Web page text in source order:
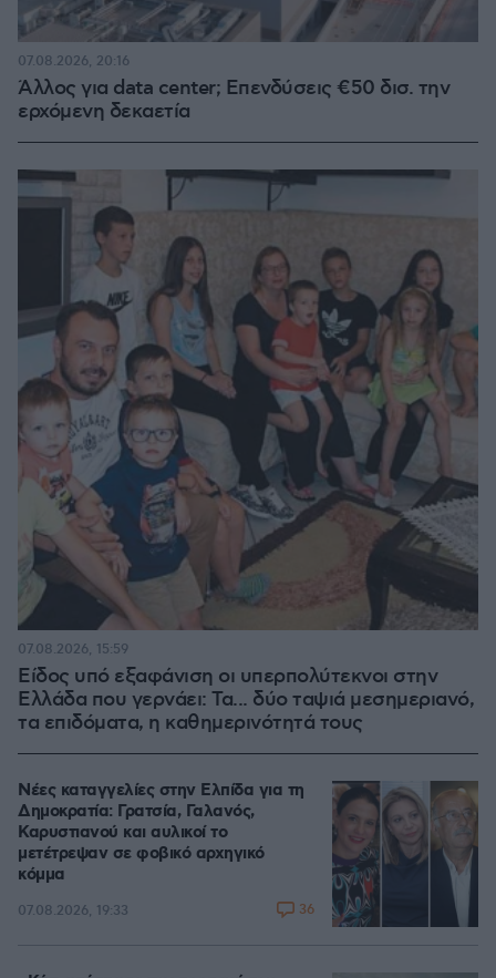
Άλλος για data center; Επενδύσεις €50 δισ. την
ερχόμενη δεκαετία
07.08.2026, 20:16
Είδος υπό εξαφάνιση οι υπερπολύτεκνοι στην
Ελλάδα που γερνάει: Τα... δύο ταψιά μεσημεριανό,
τα επιδόματα, η καθημερινότητά τους
07.08.2026, 15:59
Νέες καταγγελίες στην Ελπίδα για τη
Δημοκρατία: Γρατσία, Γαλανός,
Καρυστιανού και αυλικοί το
μετέτρεψαν σε φοβικό αρχηγικό
κόμμα
07.08.2026, 19:33 36